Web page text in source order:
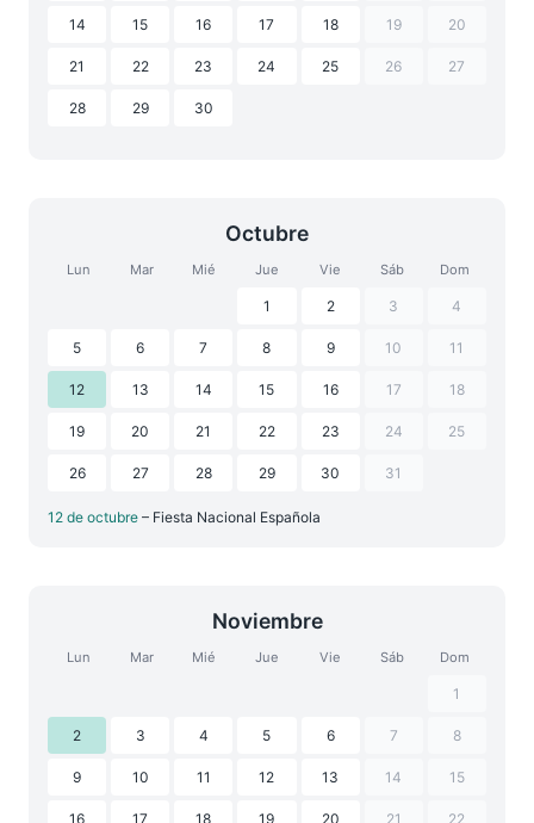
14 15 16 17 18 19 20
21 22 23 24 25 26 27
28 29 30
Octubre
Lun Mar Mié Jue Vie Sáb Dom
1 2 3 4
5 6 7 8 9 10 11
12 13 14 15 16 17 18
19 20 21 22 23 24 25
26 27 28 29 30 31
12 de octubre – Fiesta Nacional Española
Noviembre
Lun Mar Mié Jue Vie Sáb Dom
1
2 3 4 5 6 7 8
9 10 11 12 13 14 15
16 17 18 19 20 21 22